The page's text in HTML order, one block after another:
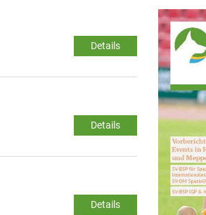
Details
Details
Details